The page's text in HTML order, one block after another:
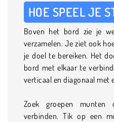
HOE SPEEL JE
Boven het bord zie je
verzamelen. Je ziet ook
je doel te bereiken. Het
bord met elkaar te
verticaal en diagonaal met
Zoek groepen
verbinden. Tik op een